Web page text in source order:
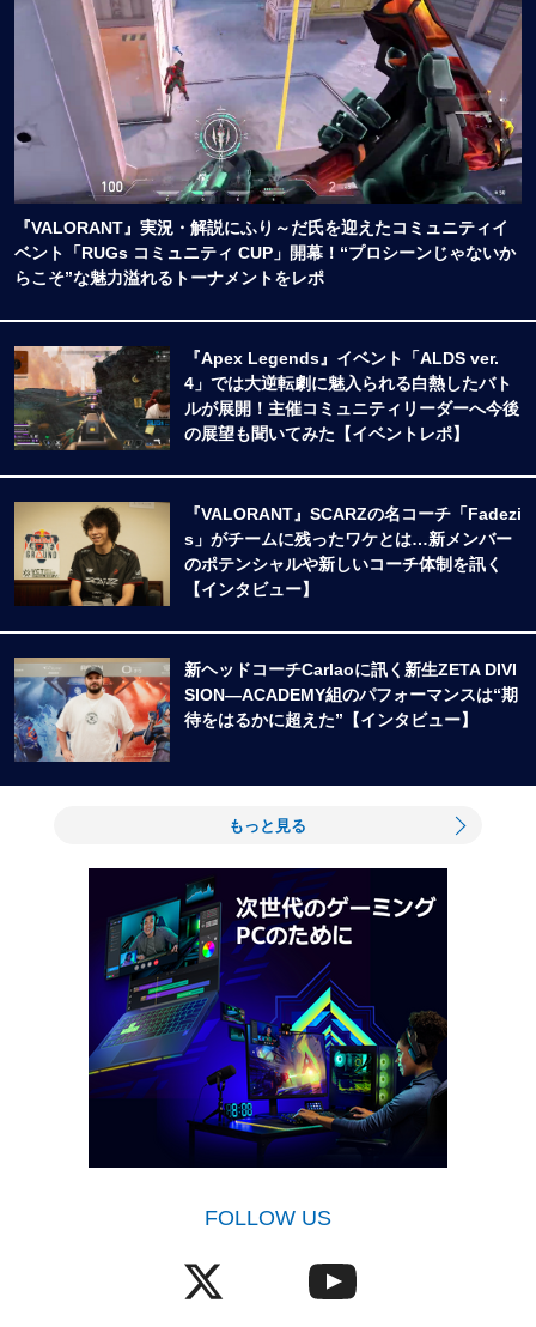
『VALORANT』実況・解説にふり～だ氏を迎えたコミュニティイ
ベント「RUGs コミュニティ CUP」開幕！“プロシーンじゃないか
らこそ”な魅力溢れるトーナメントをレポ
『Apex Legends』イベント「ALDS ver.
4」では大逆転劇に魅入られる白熱したバト
ルが展開！主催コミュニティリーダーへ今後
の展望も聞いてみた【イベントレポ】
『VALORANT』SCARZの名コーチ「Fadezi
s」がチームに残ったワケとは…新メンバー
のポテンシャルや新しいコーチ体制を訊く
【インタビュー】
新ヘッドコーチCarlaoに訊く新生ZETA DIVI
SION―ACADEMY組のパフォーマンスは“期
待をはるかに超えた”【インタビュー】
もっと見る
FOLLOW US